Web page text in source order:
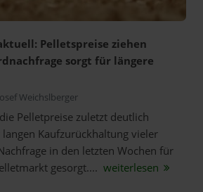
Pelletspreise ziehen
sorgt für längere
Weichslberger
Pelletpreise zuletzt deutlich
langen Kaufzurückhaltung vieler
in den letzten Wochen für
gesorgt.... weiterlesen